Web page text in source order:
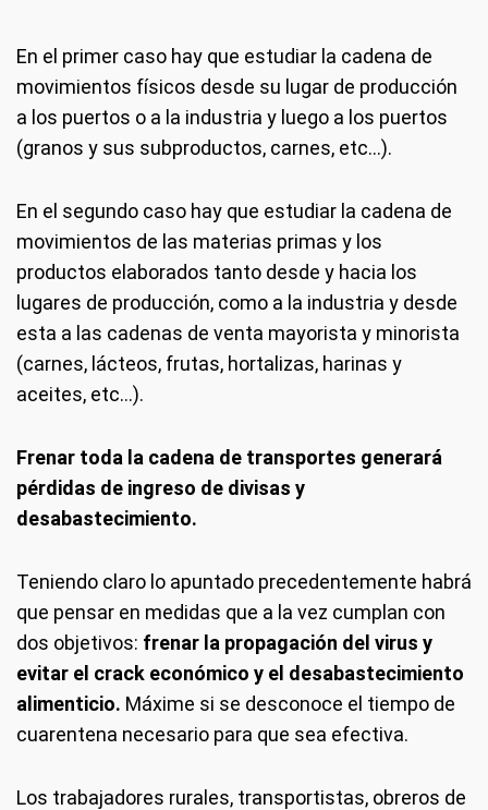
En el primer caso hay que estudiar la cadena de
movimientos físicos desde su lugar de producción
a los puertos o a la industria y luego a los puertos
(granos y sus subproductos, carnes, etc...).
En el segundo caso hay que estudiar la cadena de
movimientos de las materias primas y los
productos elaborados tanto desde y hacia los
lugares de producción, como a la industria y desde
esta a las cadenas de venta mayorista y minorista
(carnes, lácteos, frutas, hortalizas, harinas y
aceites, etc...).
Frenar toda la cadena de transportes generará
pérdidas de ingreso de divisas y
desabastecimiento.
Teniendo claro lo apuntado precedentemente habrá
que pensar en medidas que a la vez cumplan con
dos objetivos: frenar la propagación del virus y
evitar el crack económico y el desabastecimiento
alimenticio. Máxime si se desconoce el tiempo de
cuarentena necesario para que sea efectiva.
Los trabajadores rurales, transportistas, obreros de